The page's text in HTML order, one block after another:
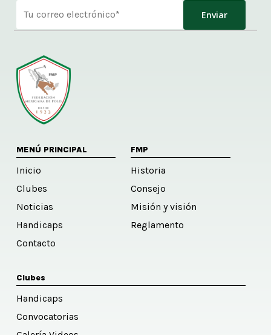
MENÚ PRINCIPAL
Inicio
Clubes
Noticias
Handicaps
Contacto
FMP
Historia
Consejo
Misión y visión
Reglamento
Clubes
Handicaps
Convocatorias